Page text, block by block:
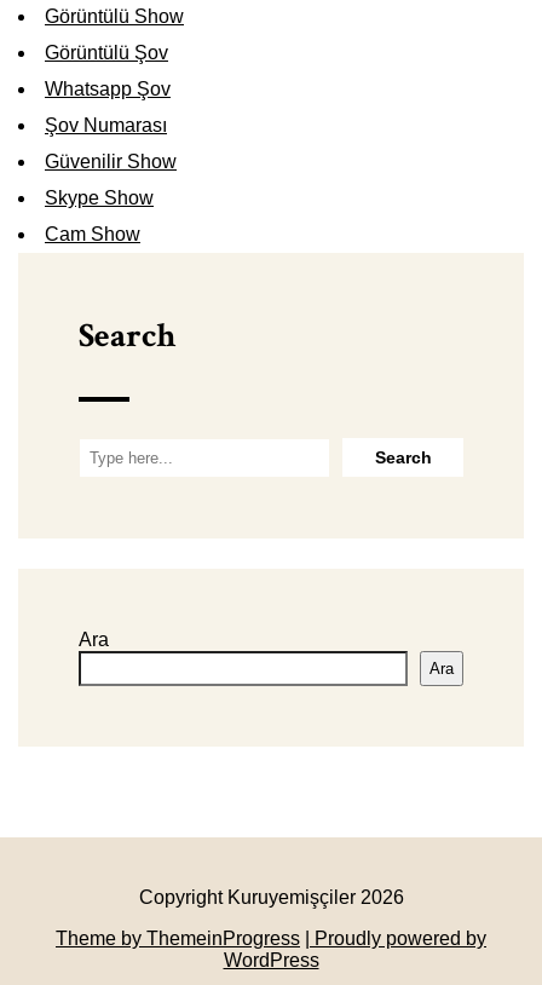
Görüntülü Show
Görüntülü Şov
Whatsapp Şov
Şov Numarası
Güvenilir Show
Skype Show
Cam Show
Search
Ara
Ara
Copyright Kuruyemişçiler 2026
Theme by ThemeinProgress
| Proudly powered by
WordPress